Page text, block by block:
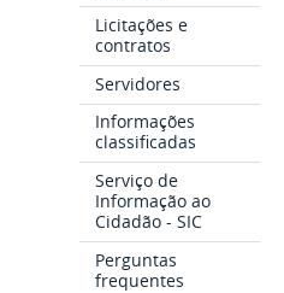
Licitações e
contratos
Servidores
Informações
classificadas
Serviço de
Informação ao
Cidadão - SIC
Perguntas
frequentes